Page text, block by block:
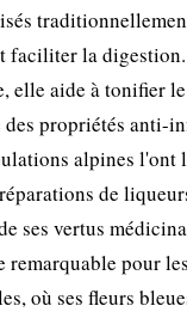
faciliter la
elle aide à tonifier
propriétés anti-
alpines l'ont
de
ses vertus
remarquable pour
où ses fleurs